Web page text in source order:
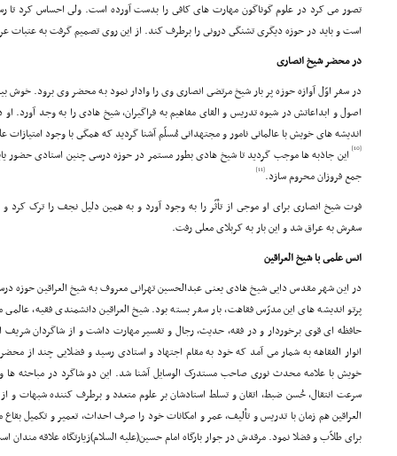
تصور مى کرد در علوم گوناگون مهارت هاى کافى را بدست آورده است. ولى احساس کرد تا
است و باید در حوزه دیگرى تشنگى درونى را برطرف کند. از این روى تصمیم گرفت به عتبات
در محضر شیخ انصارى
در سفر اوّل آوازه حوزه پر بار شیخ مرتضى انصارى وى را وادار نمود به محضر وى برود. خوش
اصول و ابداعاتش در شیوه تدریس و القاى مفاهیم به فراگیران، شیخ هادى را به وجد آورد.
اندیشه هاى خویش با عالمانى نامور و مجتهدانى مُسلّم آشنا گردید که همگى با وجود
[10]
جمع فروزان محروم سازد.[11]
فوت شیخ انصارى براى او موجى از تأثّر را به وجود آورد و به همین دلیل نجف را ترک
سفرش به عراق شد و این بار به کربلاى معلى رفت.
انس علمى با شیخ العراقین
در این شهر مقدس دایى شیخ هادى یعنى عبدالحسین تهرانى معروف به شیخ العراقین حوزه
پرتو اندیشه هاى این مدرّس فقاهت، بار سفر بسته بود. شیخ العراقین دانشمندى فقیه،
حافظه اى قوى برخوردار و در فقه، حدیث، رجال و تفسیر مهارت داشت و از شاگردان
انوار الفقاهه به شمار مى آمد که خود به مقام اجتهاد و استادى رسید و فضلایى چند از
خویش با علامه محدث نورى صاحب مستدرک الوسایل آشنا شد. این دو شاگرد در مباحثه
سرعت انتقال، حُسن ضبط، اتقان و تسلط استادشان بر علوم متعدد و برطرف کننده شبهات و
العراقین هم زمان با تدریس و تألیف، عمر و امکانات خود را صرف احداث، تعمیر و تکمیل بقاع
براى طلاّب و فضلا نمود. مرقدش در جوار بارگاه امام حسین(علیه السلام)زیارتگاه علاقه مندان